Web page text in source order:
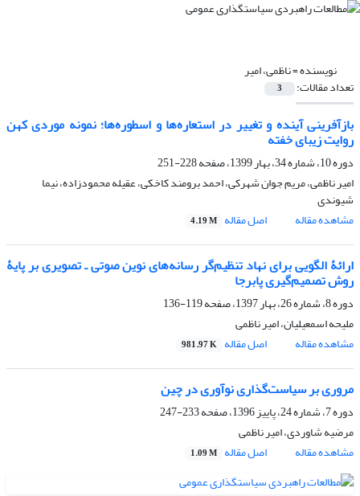
نویسنده =ناظمی، امیر
تعداد مقالات: 3
بازآفرینی آینده و تغییر در استعاره‌ها و اسطوره‌ها؛ نمونه موردی کهن
روایت زیبای خفته
دوره 10، شماره 34، بهار 1399، صفحه
228-251
امیر ناظمی، مریم جوان شهرکی، احمد برومند کاخکی، عقیله محمودزاده، نیما
شیوندی
مشاهده مقاله
اصل مقاله 4.19 M
ارائۀ الگویی برای نهاد تنظیم‌گر رسانه‌های نوین صوتی ـ تصویری بر پایۀ
روش تصمیم‌گیری پابرجا
دوره 8، شماره 26، بهار 1397، صفحه
119-136
ملیحه اسمعیلیان، امیر ناظمی
مشاهده مقاله
اصل مقاله 981.97 K
مروری بر سیاست‌گذاری نوآوری در چین
دوره 7، شماره 24، پاییز 1396، صفحه
233-247
مرضیه شاوردی، امیر ناظمی
مشاهده مقاله
اصل مقاله 1.09 M